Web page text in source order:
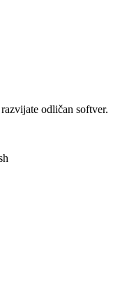
odličan softver.